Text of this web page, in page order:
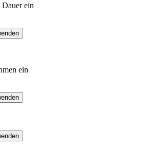
ein
ein